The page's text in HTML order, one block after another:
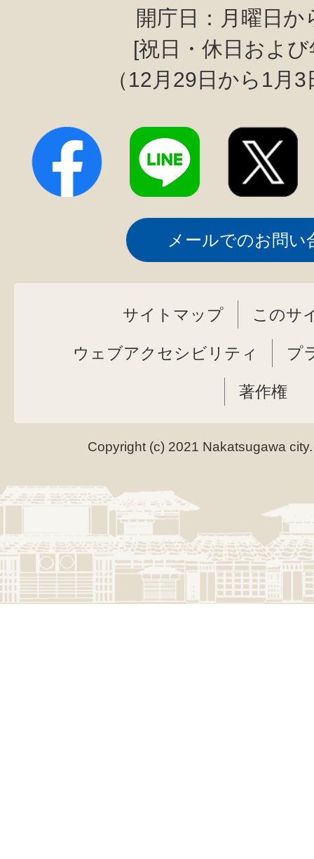
開庁日：月曜日か
[祝日・休日およ
（12月29日から1月
メールでのお問い
サイトマップ このサ
ウェブアクセシビリティ プ
著作権
Copyright (c) 2021 Nakatsugawa